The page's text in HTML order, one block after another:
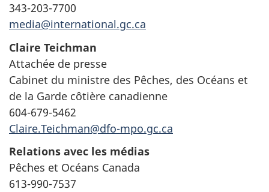
343-203-7700
media@international.gc.ca
Claire Teichman
Attachée de presse
Cabinet du ministre des Pêches, des Océans et
de la Garde côtière canadienne
604-679-5462
Claire.Teichman@dfo-mpo.gc.ca
Relations avec les médias
Pêches et Océans Canada
613-990-7537